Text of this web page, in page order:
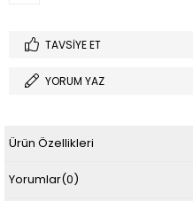
TAVSIYE ET
YORUM YAZ
Ürün Özellikleri
Yorumlar(0)